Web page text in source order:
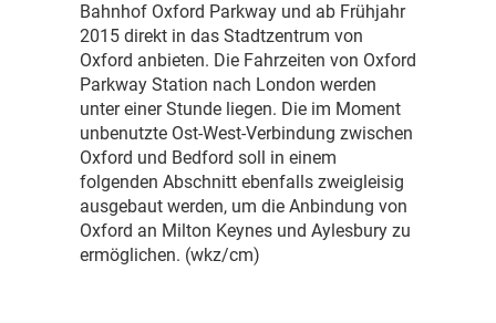
Bahnhof Oxford Parkway und ab Frühjahr
2015 direkt in das Stadtzentrum von
Oxford anbieten. Die Fahrzeiten von Oxford
Parkway Station nach London werden
unter einer Stunde liegen. Die im Moment
unbenutzte Ost-West-Verbindung zwischen
Oxford und Bedford soll in einem
folgenden Abschnitt ebenfalls zweigleisig
ausgebaut werden, um die Anbindung von
Oxford an Milton Keynes und Aylesbury zu
ermöglichen. (wkz/cm)